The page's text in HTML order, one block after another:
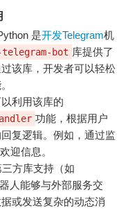
是开发Telegram机
telegram-bot 库提供了
该库，开发者可以轻松
利用该库的
功能，根据用户
复逻辑。例如，通过监
迎信息。
三方库支持（如
人能够与外部服务交
或发送复杂的动态消